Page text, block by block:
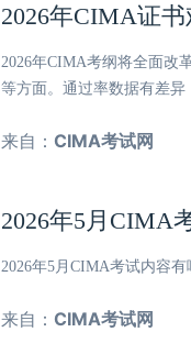
2026年CIMA证
2026年CIMA考纲将全面改
等方面。通过率数据有差
来自： CIMA考试网
2026年5月CIMA
2026年5月CIMA考试内容
来自： CIMA考试网